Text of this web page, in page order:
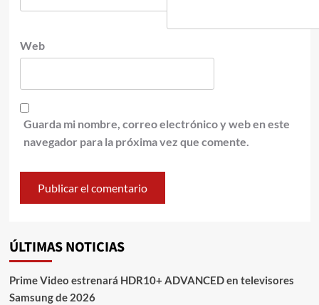
Web
Guarda mi nombre, correo electrónico y web en este
navegador para la próxima vez que comente.
ÚLTIMAS NOTICIAS
Prime Video estrenará HDR10+ ADVANCED en televisores
Samsung de 2026